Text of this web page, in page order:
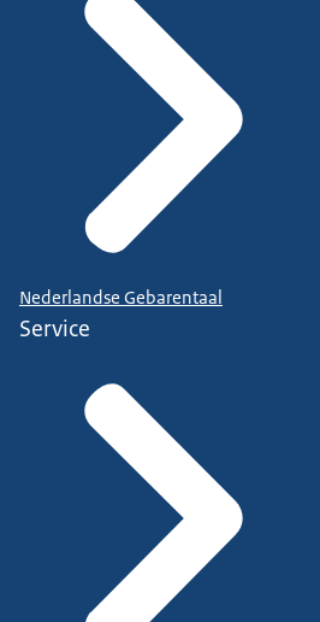
Nederlandse Gebarentaal
Service